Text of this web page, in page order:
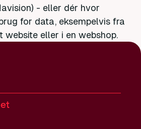
- eller dér hvor
for data, eksempelvis fra
website eller i en webshop.